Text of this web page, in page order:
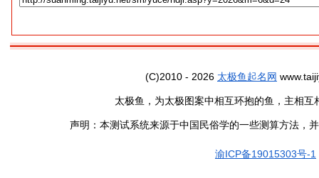
(C)2010 - 2026 太极鱼起名网
太极鱼，为太极图案中相互环抱的鱼，主相
声明：本测试系统来源于中国民俗学的一些测算方法，
渝ICP备19015303号-1